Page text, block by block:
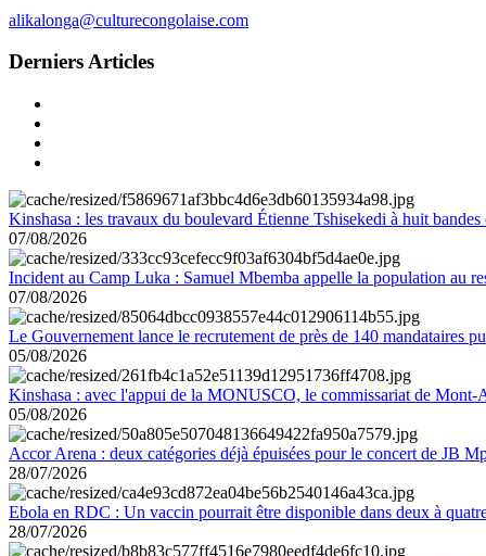
alikalonga@culturecongolaise.com
Derniers Articles
Kinshasa : les travaux du boulevard Étienne Tshisekedi à huit
07/08/2026
Incident au Camp Luka : Samuel Mbemba appelle la population au
07/08/2026
Le Gouvernement lance le recrutement de près de 140 mandataires
05/08/2026
Kinshasa : avec l'appui de la MONUSCO, le commissariat de Mont-
05/08/2026
Accor Arena : deux catégories déjà épuisées pour le concert de JB
28/07/2026
Ebola en RDC : Un vaccin pourrait être disponible dans deux à
28/07/2026